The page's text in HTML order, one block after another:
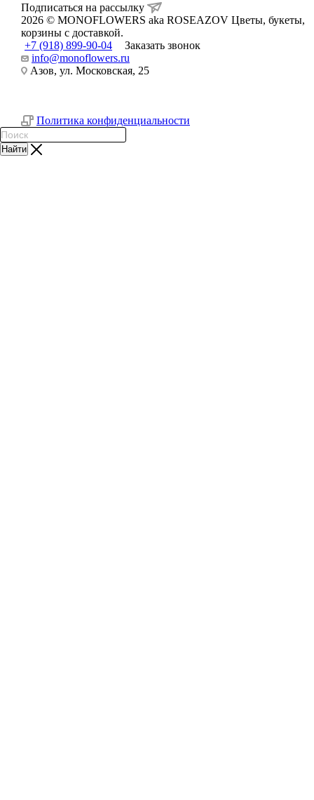
Подписаться на рассылку
2026 © MONOFLOWERS aka ROSEAZOV Цветы, букеты,
корзины с доставкой.
+7 (918) 899-90-04
Заказать звонок
info@monoflowers.ru
Азов, ул. Московская, 25
Политика конфиденциальности
Найти